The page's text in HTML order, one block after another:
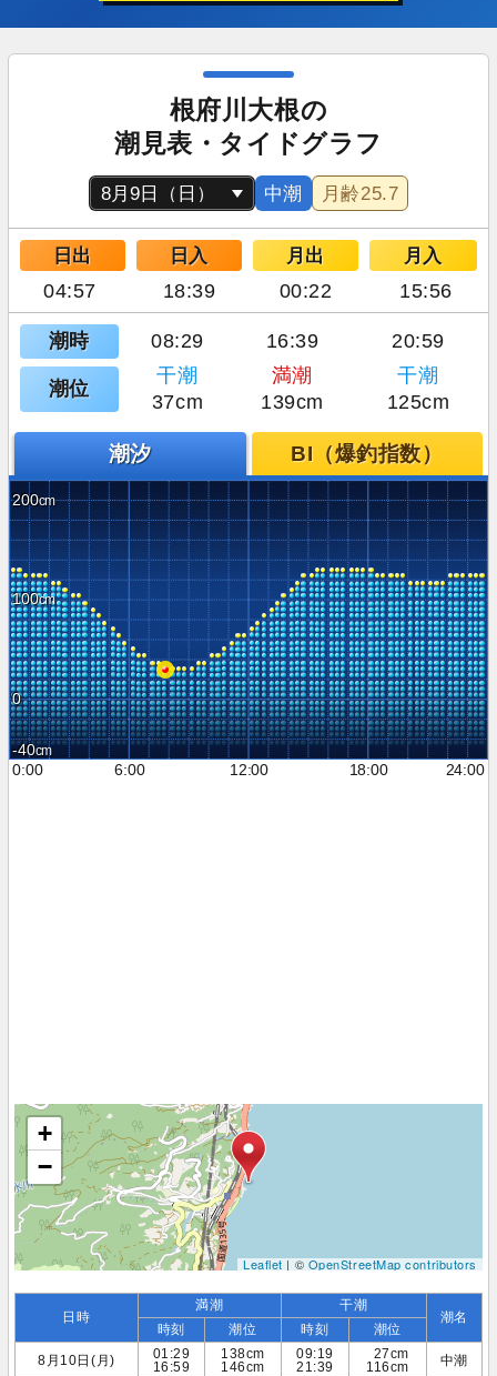
根府川大根の
潮見表・タイドグラフ
中潮 月齢25.7
日出 日入 月出 月入
04:57 18:39 00:22 15:56
潮時 08:29 16:39 20:59
潮位
干潮 満潮
干潮
37cm
139cm 125cm
潮汐 BI（爆釣指数）
200
100
0
-40
0:00
6:00 12:00 18:00 24:00
+
−
Leaflet| ©OpenStreetMap contributors
日時
満潮 干潮
潮名
時刻 潮位 時刻
潮位
8月10日(月)
01:29
16:59
138cm
146cm
09:19
21:39
27cm
116cm
中潮